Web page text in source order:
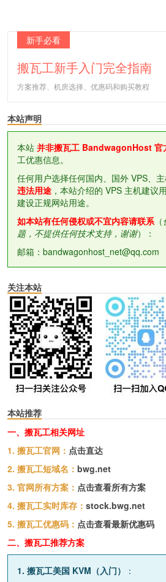
新手必看
搬瓦工新手入门完全指南
方案推荐、机房选择、优惠码和购买教程
本站声明
本站 并非搬瓦工 BandwagonHost 官
工优惠信息。
任何用户选择任何国内、国外 VPS、
违法用途 ，本站介绍的 VPS 主机建议
建设正规网站用途。
如本站有任何侵权或不宜内容请联系（
题，不提供任何技术支持，谢谢）：
邮箱：bandwagonhost_net@qq.com
关注本站
本站推荐
一、搬瓦工相关网址
1. 搬瓦工官网： 点击直达
2. 搬瓦工短域名： bwg.net
3. 官网所有方案： 点击查看所有方案
4. 搬瓦工实时库存： stock.bwg.net
5. 搬瓦工优惠码： 点击查看最新优惠码
二、搬瓦工推荐方案
1. 搬瓦工美国 KVM（入门） ：